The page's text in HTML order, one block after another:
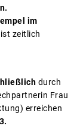
im
zeitlich
durch
Frau
erreichen